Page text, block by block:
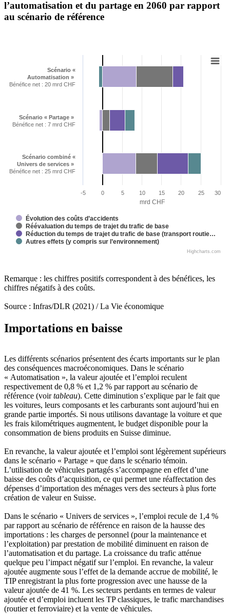
l’automatisation et du partage en 2060 par rapport
au scénario de référence
mrd CHF
Évolution des coûts d’accidents
Réévaluation du temps de trajet du trafic de base
Réduction du temps de trajet du trafic de base (transport routie…
Autres effets (y compris sur l’environnement)
Scénario «
Automatisation »
Bénéfice net : 20 mrd CHF
Scénario « Partage »
Bénéfice net : 7 mrd CHF
Scénario combiné «
Univers de services »
Bénéfice net : 25 mrd CHF
-5 0 5 10 15 20 25 30
Highcharts.com
Remarque : les chiffres positifs correspondent à des bénéfices, les
chiffres négatifs à des coûts.
Source : Infras/DLR (2021) / La Vie économique
Importations en baisse
Les différents scénarios présentent des écarts importants sur le plan
des conséquences macroéconomiques. Dans le scénario
« Automatisation », la valeur ajoutée et l’emploi reculent
respectivement de 0,8 % et 1,2 % par rapport au scénario de
référence (voirtableau). Cette diminution s’explique par le fait que
les voitures, leurs composants et les carburants sont aujourd’hui en
grande partie importés. Si nous utilisons davantage la voiture et que
les frais kilométriques augmentent, le budget disponible pour la
consommation de biens produits en Suisse diminue.
En revanche, la valeur ajoutée et l’emploi sont légèrement supérieurs
dans le scénario « Partage » que dans le scénario témoin.
L’utilisation de véhicules partagés s’accompagne en effet d’une
baisse des coûts d’acquisition, ce qui permet une réaffectation des
dépenses d’importation des ménages vers des secteurs à plus forte
création de valeur en Suisse.
Dans le scénario « Univers de services », l’emploi recule de 1,4 %
par rapport au scénario de référence en raison de la hausse des
importations : les charges de personnel (pour la maintenance et
l’exploitation) par prestation de mobilité diminuent en raison de
l’automatisation et du partage. La croissance du trafic atténue
quelque peu l’impact négatif sur l’emploi. En revanche, la valeur
ajoutée augmente sous l’effet de la demande accrue de mobilité, le
TIP enregistrant la plus forte progression avec une hausse de la
valeur ajoutée de 41 %. Les secteurs perdants en termes de valeur
ajoutée et d’emploi incluent les TP classiques, le trafic marchandises
(routier et ferroviaire) et la vente de véhicules.